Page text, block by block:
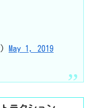
May 1, 2019